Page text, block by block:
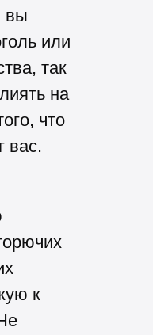
вы
или
так
на
что
вас.
к